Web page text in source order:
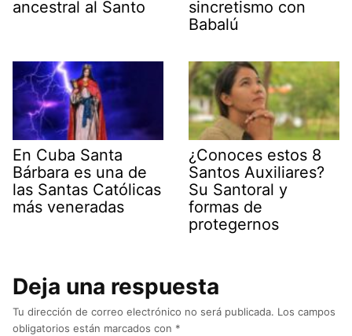
ancestral al Santo
sincretismo con
Babalú
En Cuba Santa
Bárbara es una de
las Santas Católicas
más veneradas
¿Conoces estos 8
Santos Auxiliares?
Su Santoral y
formas de
protegernos
Deja una respuesta
Tu dirección de correo electrónico no será publicada. Los campos
obligatorios están marcados con *